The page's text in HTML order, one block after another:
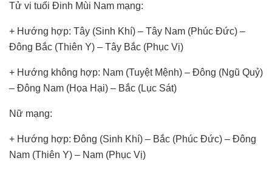
Tử vi tuổi Đinh Mùi Nam mạng:
+ Hướng hợp: Tây (Sinh Khí) – Tây Nam (Phúc Đức) –
Đông Bắc (Thiên Y) – Tây Bắc (Phục Vị)
+ Hướng không hợp: Nam (Tuyệt Mệnh) – Đông (Ngũ Quỷ)
– Đông Nam (Họa Hại) – Bắc (Lục Sát)
Nữ mạng:
+ Hướng hợp: Đông (Sinh Khí) – Bắc (Phúc Đức) – Đông
Nam (Thiên Y) – Nam (Phục Vị)